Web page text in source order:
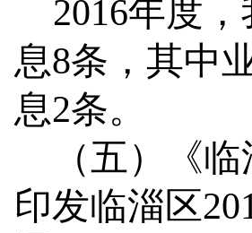
2016年度
息8条，其中
息2条。
（五）《
印发临淄区